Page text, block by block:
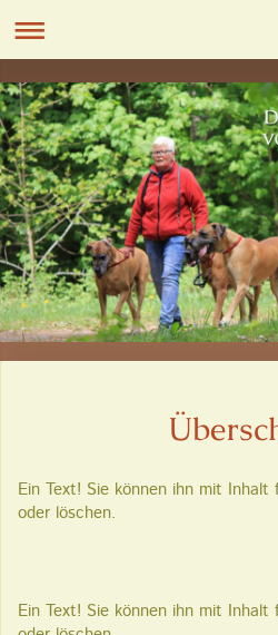
Ein Text! Sie können ihn mit Inhalt
oder löschen.
Ein Text! Sie können ihn mit Inhalt